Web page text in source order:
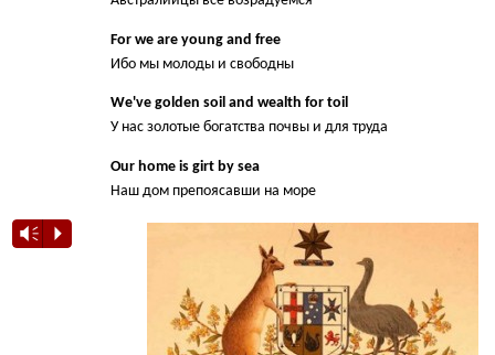
For we are young and free
Ибо мы молоды и свободны
We've golden soil and wealth for toil
У нас золотые богатства почвы и для труда
Our home is girt by sea
Наш дом препоясавши на море
Vm P